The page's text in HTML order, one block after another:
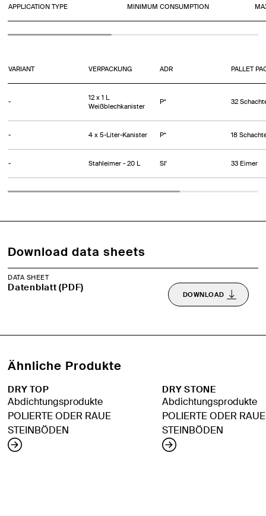
APPLICATION TYPE MINIMUM CONSUMPTION
VARIANT VERPACKUNG ADR PALLET
-
12 x 1 L
Weißblechkanister
P* 32
- 4 x 5-Liter-Kanister P* 18
- Stahleimer - 20 L SI' 33 Eimer
Download data sheets
DATA SHEET
Datenblatt (PDF)
DOWNLOAD
Ähnliche Produkte
DRY TOP
Abdichtungsprodukte
POLIERTE ODER RAUE
STEINBÖDEN
DRY STONE
Abdichtungsprodukte
POLIERTE ODER RAUE
STEINBÖDEN